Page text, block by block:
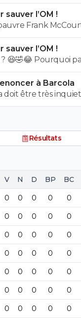
etait en dessus.
carrière ...
sauver l’OM !
Frank
sauver l’OM !
pas un
à Barcola
être très inquiet.
l'on sait
avait voulu
Résultats
V N D BP BC
0 0 0 0 0
0 0 0 0 0
0 0 0 0 0
0 0 0 0 0
0 0 0 0 0
0 0 0 0 0
0 0 0 0 0